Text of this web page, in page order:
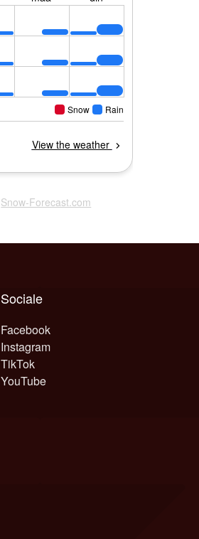
Snow-Forecast.com
Sociale
Facebook
Instagram
TikTok
YouTube